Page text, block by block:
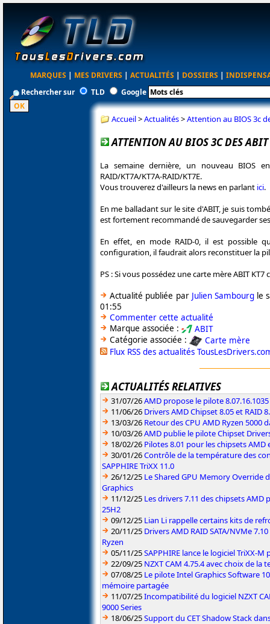
MARQUES | MES DRIVERS | ACTUALITÉS | DOSSIERS |
Rechercher sur
TLD Google
Accueil>Actualités>Attention au BIOS 3c
ATTENTION AU BIOS 3C DES
La semaine dernière, un nouveau BIOS
RAID/KT7A/KT7A-RAID/KT7E.
Vous trouverez d'ailleurs la news en parlant ici.
En me balladant sur le site d'ABIT, je suis
est fortement recommandé de sauvegarder
En effet, en mode RAID-0, il est possible
configuration, il faudrait alors reconstituer la
PS : Si vous possédez une carte mère ABIT
Actualité publiée par Julien Sambourgle
01:55
Commenter cette actualité
Marque associée :
ABIT
Catégorie associée :
Carte mère
Flux RSS des actualités
ACTUALITÉS RELATIVES
31/07/26AMD propose le pilote
11/06/26 Drivers AMD Chipset 8.05 et RAID
13/03/26 Retour des CPU AMD Ryzen 5000
10/03/26AMD publie le pilote Chipset
18/02/26 Pilotes 8.01 pour les chipsets AMD
30/01/26Contrôle de la température des
SAPPHIRE TriXX 11.0
26/12/25 Le Shared GPU Memory Override
Graphics
11/12/25 Les drivers 7.11 des chipsets
25H2
09/12/25 Lian Li rappelle certains kits de
20/11/25 Drivers AMD RAID SATA/NVMe
Ryzen
05/11/25SAPPHIRE lance le logiciel TriXX-
22/09/25 NZXT CAM 4.75.4 avec choix de la
07/08/25 Le pilote Intel Graphics Software
mémoire partagée
11/07/25Incompatibilité du logiciel NZXT
9000 Series
18/06/25Support du CET Shadow Stack